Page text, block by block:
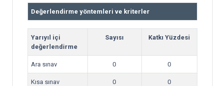
Değerlendirme yöntemleri ve kriterler
Yarıyıl içi
değerlendirme
Sayısı Katkı Yüzdesi
Ara sınav 0 0
Kısa sınav 0 0